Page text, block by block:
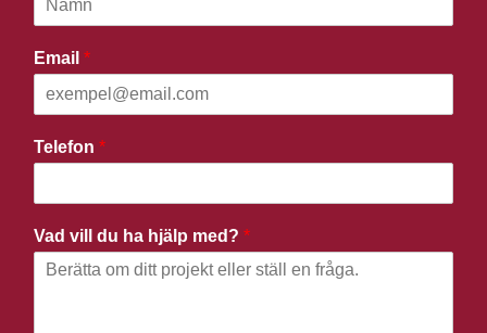
Email *
Telefon *
Vad vill du ha hjälp med? *